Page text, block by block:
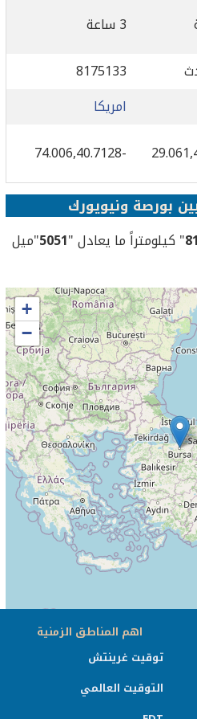
3 ساعة
8175133
امريكا
-74.006,40.7128
بورصة ونيويورك
" كيلومتراً ما يعادل "5051"ميل
+
−
اهم المناطق الزمنية
توقيت غرينتش
التوقيت العالمي